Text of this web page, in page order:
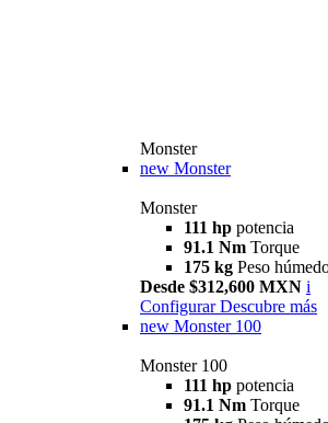
Monster
new Monster
Monster
111 hp potencia
91.1 Nm Torque
175 kg Peso
Desde $312,600 MXN i
Configurar Descubre más
new Monster 100
Monster 100
111 hp potencia
91.1 Nm Torque